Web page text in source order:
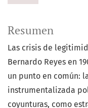
Resumen
Las crisis de
Bernardo Reyes en
un punto en común:
instrumentalizada
coyunturas, como